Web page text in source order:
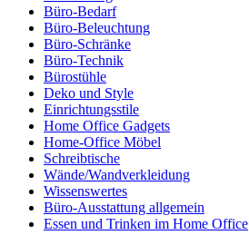
Büro-Bedarf
Büro-Beleuchtung
Büro-Schränke
Büro-Technik
Bürostühle
Deko und Style
Einrichtungsstile
Home Office Gadgets
Home-Office Möbel
Schreibtische
Wände/Wandverkleidung
Wissenswertes
Büro-Ausstattung allgemein
Essen und Trinken im Home Office